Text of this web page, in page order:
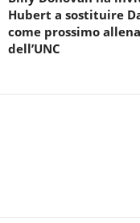
Hubert a sostituire
come prossimo
dell’UNC